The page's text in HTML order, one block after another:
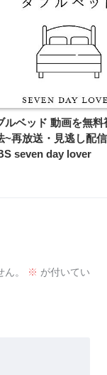
ルベッド 動画を無料
~再放送・見逃し配
seven day lover
。 ※ が付いてい